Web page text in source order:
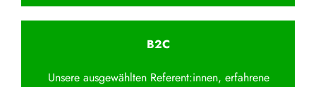
B2C
Unsere ausgewählten Referent:innen, erfahrene